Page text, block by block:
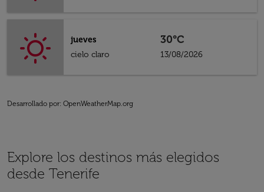
jueves
cielo claro
30°C
13/08/2026
Desarrollado por: OpenWeatherMap.org
Explore los destinos más elegidos
desde Tenerife